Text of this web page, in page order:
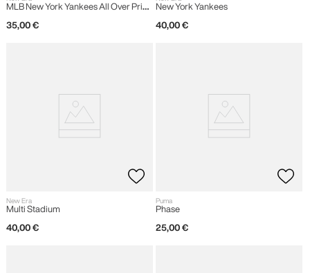
MLB New York Yankees All Over Print
35,00 €
New York Yankees
40,00 €
New Era
Multi Stadium
40,00 €
Puma
Phase
25,00 €